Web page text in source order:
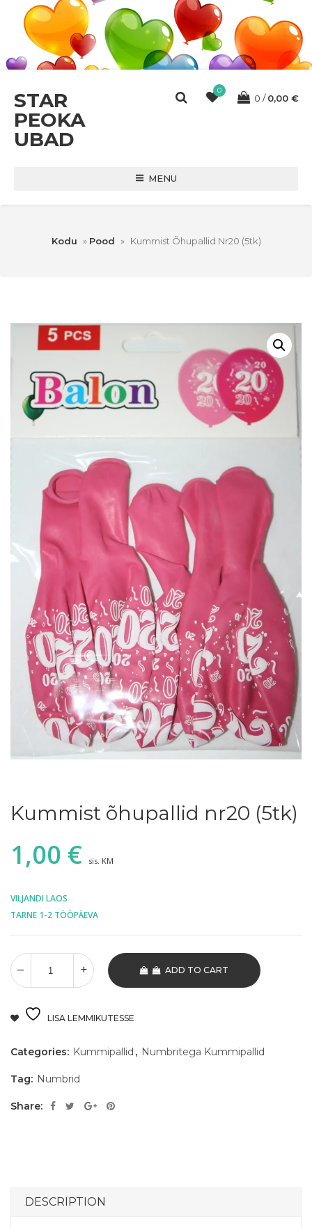
STAR
PEOKA
UBAD
0
0 0,00 €
MENU
Kodu » Pood » Kummist Õhupallid Nr20 (5tk)
Kummist õhupallid nr20 (5tk)
1,00 € sis. KM
VILJANDI LAOS
TARNE 1-2 TÖÖPÄEVA
ADD TO CART
LISA LEMMIKUTESSE
Categories: Kummipallid , Numbritega Kummipallid
Tag: Numbrid
Share:
DESCRIPTION